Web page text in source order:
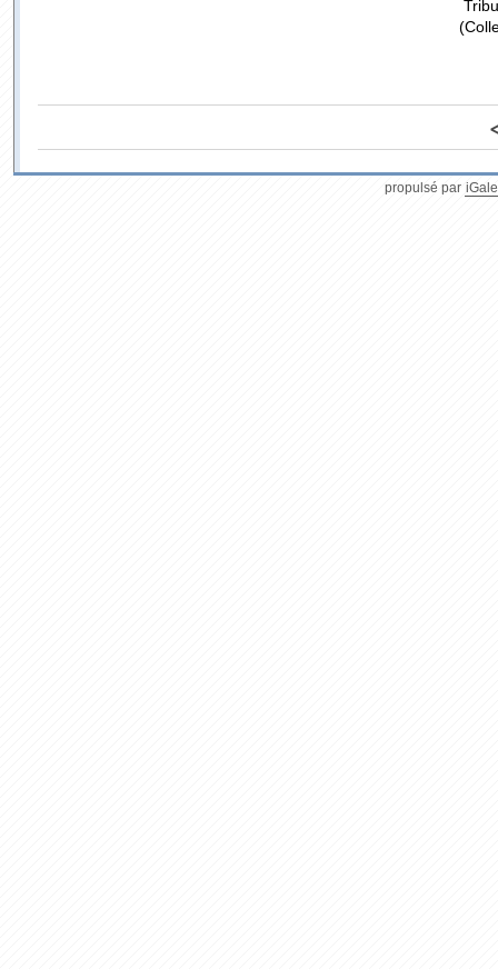
propulsé par